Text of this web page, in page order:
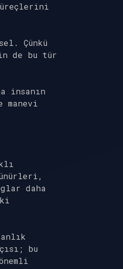
Çünkü
de bu tür
insanın
daha
bu